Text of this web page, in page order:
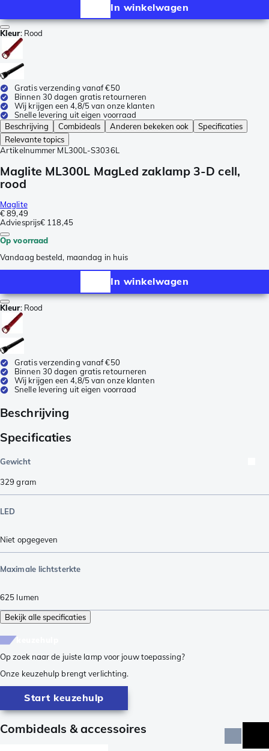
In winkelwagen
Kleur: Rood
Gratis verzending vanaf €50
Binnen 30 dagen gratis retourneren
Wij krijgen een 4,8/5 van onze klanten
Snelle levering uit eigen voorraad
Beschrijving
Combideals Anderen bekeken ook
Specificaties
Relevante topics
Artikelnummer ML300L-S3036L
Maglite ML300L MagLed zaklamp 3-D cell,
rood
Maglite
€ 89,49
Adviesprijs€ 118,45
Op voorraad
Vandaag besteld, maandag in huis
In winkelwagen
Kleur: Rood
Gratis verzending vanaf €50
Binnen 30 dagen gratis retourneren
Wij krijgen een 4,8/5 van onze klanten
Snelle levering uit eigen voorraad
Beschrijving
Specificaties
Gewicht
329 gram
LED
Niet opgegeven
Maximale lichtsterkte
625 lumen
Bekijk alle specificaties
Op zoek naar de juiste lamp voor jouw toepassing?
Onze keuzehulp brengt verlichting.
Start keuzehulp
Combideals & accessoires